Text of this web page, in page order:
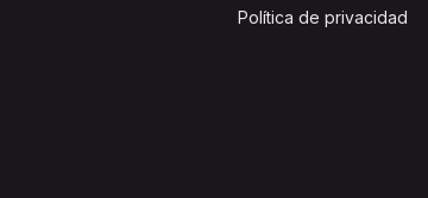
Política de privacidad